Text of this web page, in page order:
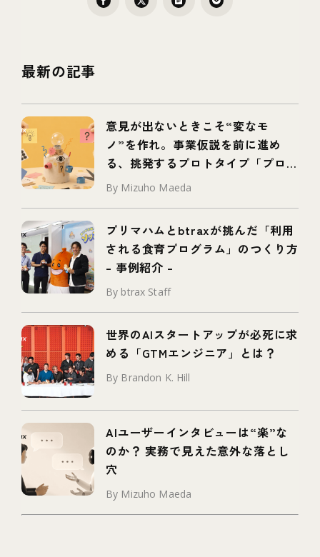
最新の記事
意見が出ないときこそ“変なモ
ノ”を作れ。事業仮説を前に進め
る、挑発するプロトタイプ「プロボ
タイプ」とは
By Mizuho Maeda
プリマハムとbtraxが挑んだ「利用
される食育プログラム」のつくり方
– 事例紹介 –
By btrax Staff
世界のAIスタートアップが必死に求
める「GTMエンジニア」とは？
By Brandon K. Hill
AIユーザーインタビューは“楽”な
のか？ 実務で見えた意外な落とし
穴
By Mizuho Maeda